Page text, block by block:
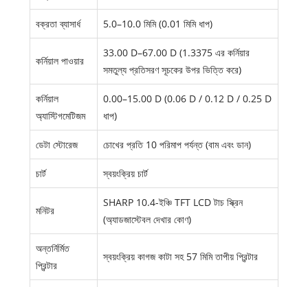
বক্রতা ব্যাসার্ধ 5.0–10.0 মিমি (0.01 মিমি ধাপ)
কর্নিয়াল পাওয়ার
33.00 D–67.00 D (1.3375 এর কর্নিয়ার
সমতুল্য প্রতিসরণ সূচকের উপর ভিত্তি করে)
কর্নিয়াল
অ্যাস্টিগমেটিজম
0.00–15.00 D (0.06 D / 0.12 D / 0.25 D
ধাপ)
ডেটা স্টোরেজ চোখের প্রতি 10 পরিমাপ পর্যন্ত (বাম এবং ডান)
চার্ট স্বয়ংক্রিয় চার্ট
মনিটর
SHARP 10.4-ইঞ্চি TFT LCD টাচ স্ক্রিন
(অ্যাডজাস্টেবল দেখার কোণ)
অন্তর্নির্মিত
প্রিন্টার
স্বয়ংক্রিয় কাগজ কাটা সহ 57 মিমি তাপীয় প্রিন্টার